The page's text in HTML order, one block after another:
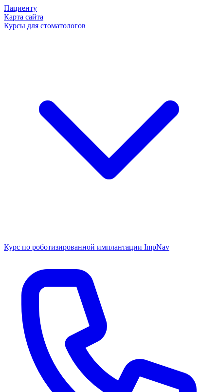
Пациенту
Карта сайта
Курсы для стоматологов
Курс по роботизированной имплантации ImpNav